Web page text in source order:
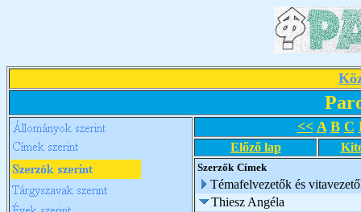
<< A B C
Előző lap
Szerzők Címek
Témafelvezetők és
Thiesz Angéla